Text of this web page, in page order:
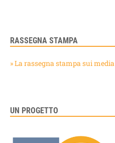
RASSEGNA STAMPA
» La rassegna stampa sui media
UN PROGETTO